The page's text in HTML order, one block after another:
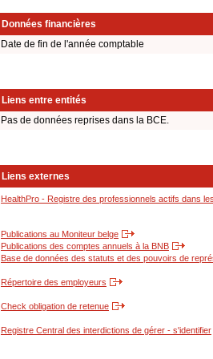
Données financières
Date de fin de l'année comptable
Liens entre entités
Pas de données reprises dans la BCE.
Liens externes
HealthPro - Registre des professionnels actifs dans
Publications au Moniteur belge
Publications des comptes annuels à la BNB
Base de données des statuts et des pouvoirs de
Répertoire des employeurs
Check obligation de retenue
Registre Central des interdictions de gérer - s'identifier